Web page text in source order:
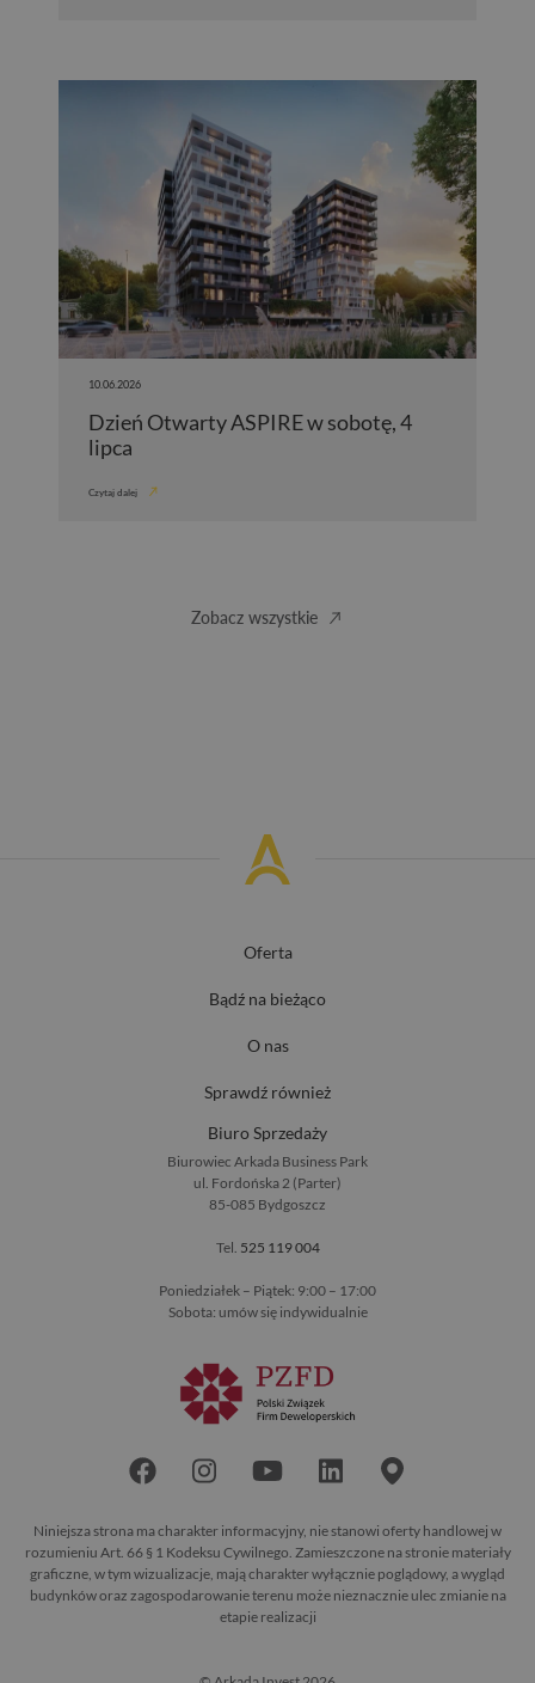
10.06.2026
Dzień Otwarty ASPIRE w sobotę, 4
lipca
Czytaj dalej
Zobacz wszystkie
Oferta
Bądź na bieżąco
O nas
Sprawdź również
Biuro Sprzedaży
Biurowiec Arkada Business Park
ul. Fordońska 2 (Parter)
85-085 Bydgoszcz
Tel. 525 119 004
Poniedziałek – Piątek: 9:00 – 17:00
Sobota: umów się indywidualnie
Niniejsza strona ma charakter informacyjny, nie stanowi oferty handlowej w
rozumieniu Art. 66 § 1 Kodeksu Cywilnego. Zamieszczone na stronie materiały
graficzne, w tym wizualizacje, mają charakter wyłącznie poglądowy, a wygląd
budynków oraz zagospodarowanie terenu może nieznacznie ulec zmianie na
etapie realizacji